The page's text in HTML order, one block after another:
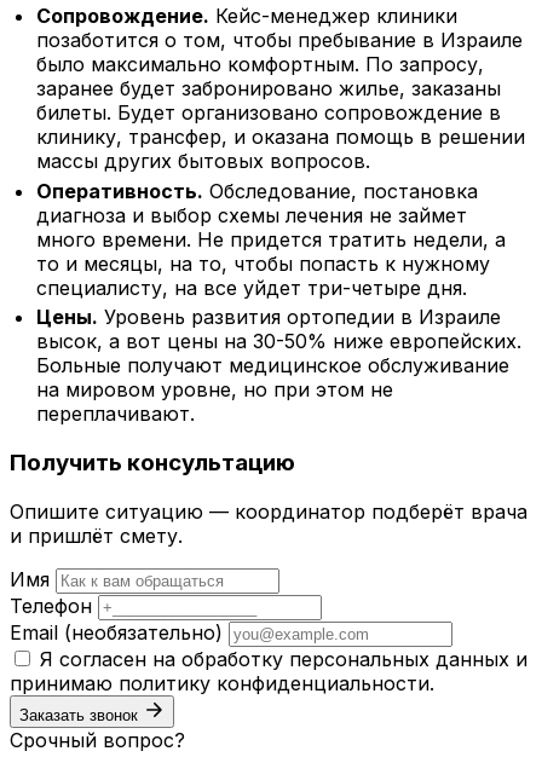
Сопровождение. Кейс-менеджер клиники
позаботится о том, чтобы пребывание в Израиле
было максимально комфортным. По запросу,
заранее будет забронировано жилье, заказаны
билеты. Будет организовано сопровождение в
клинику, трансфер, и оказана помощь в решении
массы других бытовых вопросов.
Оперативность. Обследование, постановка
диагноза и выбор схемы лечения не займет
много времени. Не придется тратить недели, а
то и месяцы, на то, чтобы попасть к нужному
специалисту, на все уйдет три-четыре дня.
Цены. Уровень развития ортопедии в Израиле
высок, а вот цены на 30-50% ниже европейских.
Больные получают медицинское обслуживание
на мировом уровне, но при этом не
переплачивают.
Получить консультацию
Опишите ситуацию — координатор подберёт врача
и пришлёт смету.
Имя
Телефон
Email (необязательно)
Я согласен на обработку персональных данных и
принимаю политику конфиденциальности.
Заказать звонок
Срочный вопрос?